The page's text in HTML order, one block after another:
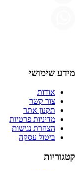
מידע שימושי
אודות
צור קשר
תקנון אתר
מדיניות פרטיות
הצהרת נגישות
ביטול עסקה
קטגוריות